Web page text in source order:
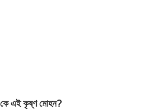
কে এই কৃষ্ণ মোহন?